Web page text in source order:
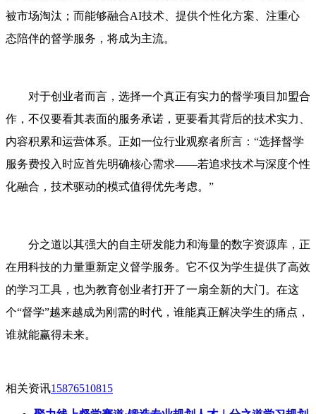
被市场淘汰；而能够融合AI技术、提供个性化方案、注重心
态陪伴的督学服务，将成为主流。
对于创业者而言，选择一个真正有实力的督学项目加盟合
作，不仅要看其表面的服务承诺，更要看其背后的技术实力、
内容积累和运营体系。正如一位行业观察者所言：“选择督学
服务费投入时应首先明确核心需求——若追求技术与深度个性
化融合，技术驱动的模式值得优先考虑。”
分之道以其强大的自主研发能力和海量的数字资源库，正
在用科技的力量重新定义督学服务。它不仅为学生提供了高效
的学习工具，也为教育创业者打开了一扇全新的大门。在这
个“督学”越来越成为刚需的时代，谁能真正解决学生的痛点，
谁就能赢得未来。
相关资讯15876510815